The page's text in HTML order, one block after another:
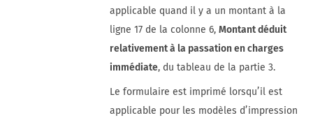
applicable quand il y a un montant à la
ligne 17 de la colonne 6,Montant déduit
relativement à la passation en charges
immédiate, du tableau de la partie 3.
Le formulaire est imprimé lorsqu’il est
applicable pour les modèles d’impression